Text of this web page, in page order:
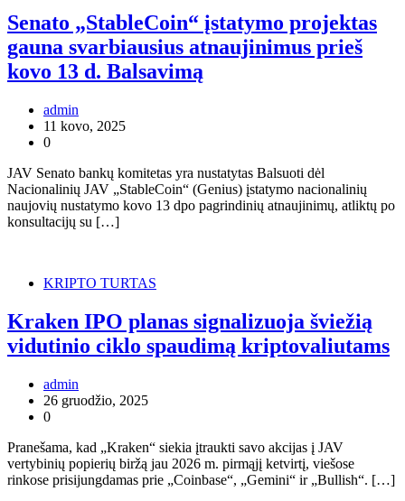
Senato „StableCoin“ įstatymo projektas
gauna svarbiausius atnaujinimus prieš
kovo 13 d. Balsavimą
admin
11 kovo, 2025
0
JAV Senato bankų komitetas yra nustatytas Balsuoti dėl
Nacionalinių JAV „StableCoin“ (Genius) įstatymo nacionalinių
naujovių nustatymo kovo 13 dpo pagrindinių atnaujinimų, atliktų po
konsultacijų su […]
KRIPTO TURTAS
Kraken IPO planas signalizuoja šviežią
vidutinio ciklo spaudimą kriptovaliutams
admin
26 gruodžio, 2025
0
Pranešama, kad „Kraken“ siekia įtraukti savo akcijas į JAV
vertybinių popierių biržą jau 2026 m. pirmąjį ketvirtį, viešose
rinkose prisijungdamas prie „Coinbase“, „Gemini“ ir „Bullish“. […]